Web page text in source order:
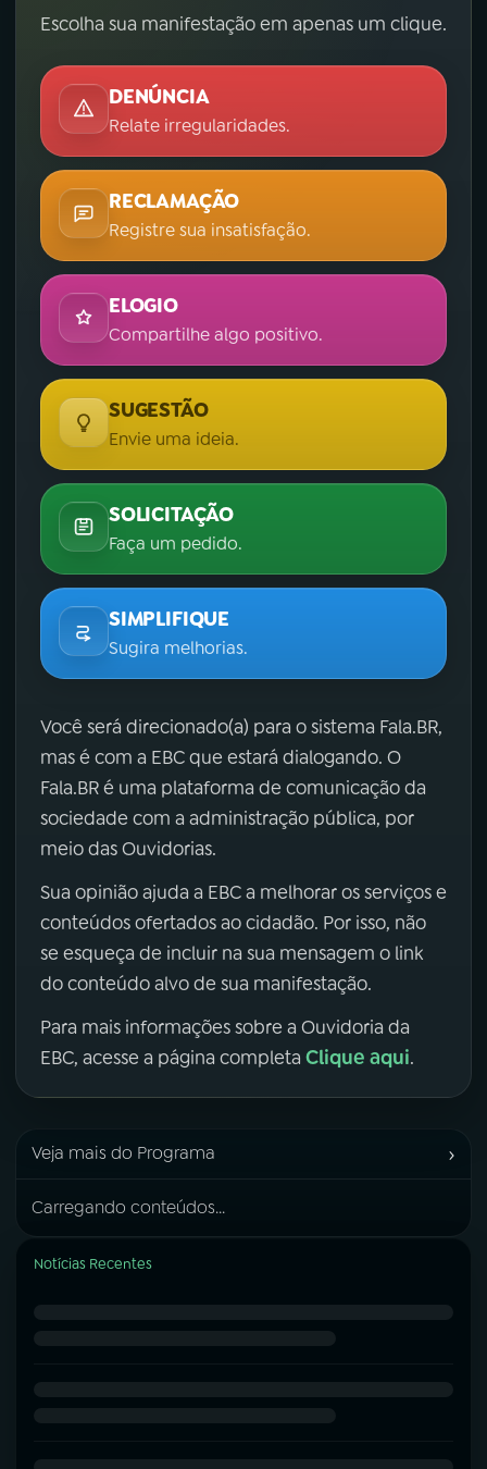
Escolha sua manifestação em apenas um clique.
DENÚNCIA
Relate irregularidades.
RECLAMAÇÃO
Registre sua insatisfação.
ELOGIO
Compartilhe algo positivo.
SUGESTÃO
Envie uma ideia.
SOLICITAÇÃO
Faça um pedido.
SIMPLIFIQUE
Sugira melhorias.
Você será direcionado(a) para o sistema Fala.BR,
mas é com a EBC que estará dialogando. O
Fala.BR é uma plataforma de comunicação da
sociedade com a administração pública, por
meio das Ouvidorias.
Sua opinião ajuda a EBC a melhorar os serviços e
conteúdos ofertados ao cidadão. Por isso, não
se esqueça de incluir na sua mensagem o link
do conteúdo alvo de sua manifestação.
Para mais informações sobre a Ouvidoria da
EBC, acesse a página completa Clique aqui.
Veja mais do Programa ›
Carregando conteúdos...
Notícias Recentes